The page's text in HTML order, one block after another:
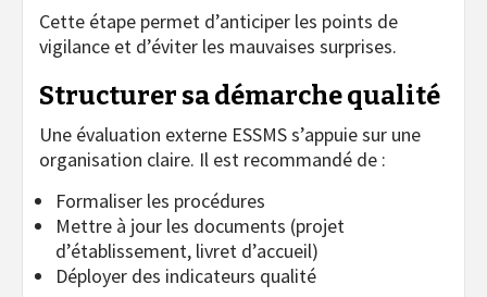
Cette étape permet d’anticiper les points de
vigilance et d’éviter les mauvaises surprises.
Structurer sa démarche qualité
Une évaluation externe ESSMS s’appuie sur une
organisation claire. Il est recommandé de :
Formaliser les procédures
Mettre à jour les documents (projet
d’établissement, livret d’accueil)
Déployer des indicateurs qualité